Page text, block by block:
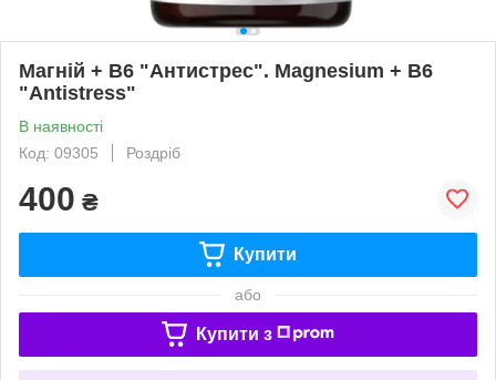
Магній + B6 "Антистрес". Magnesium + B6
"Antistress"
В наявності
Код: 09305
Роздріб
400 ₴
Купити
або
Купити з